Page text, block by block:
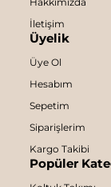
İletişim
Üyelik
Üye Ol
Hesabım
Sepetim
Siparişlerim
Kargo Takibi
Popüler